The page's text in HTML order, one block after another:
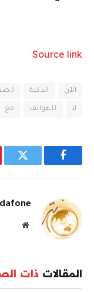
Source link
الآن الذكية
لا للهواتف مع
فيسبوك تويتر
موقع
المقالات ذات